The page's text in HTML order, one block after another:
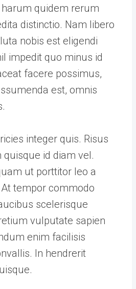
quidem rerum
distinctio. Nam libero
nobis est eligendi
impedit quo minus id
facere possimus,
est, omnis
integer quis. Risus
id diam vel.
ut porttitor leo a
tempor commodo
scelerisque
vulputate sapien
enim facilisis
In hendrerit